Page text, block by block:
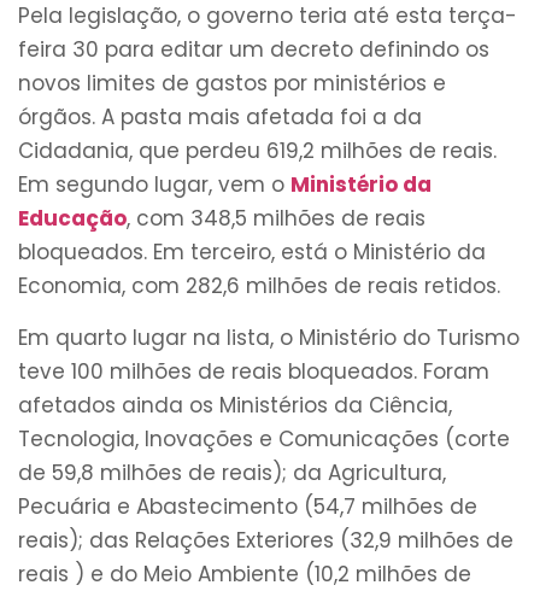
Pela legislação, o governo teria até esta terça-
feira 30 para editar um decreto definindo os
novos limites de gastos por ministérios e
órgãos. A pasta mais afetada foi a da
Cidadania, que perdeu 619,2 milhões de reais.
Em segundo lugar, vem o Ministério da
Educação, com 348,5 milhões de reais
bloqueados. Em terceiro, está o Ministério da
Economia, com 282,6 milhões de reais retidos.
Em quarto lugar na lista, o Ministério do Turismo
teve 100 milhões de reais bloqueados. Foram
afetados ainda os Ministérios da Ciência,
Tecnologia, Inovações e Comunicações (corte
de 59,8 milhões de reais); da Agricultura,
Pecuária e Abastecimento (54,7 milhões de
reais); das Relações Exteriores (32,9 milhões de
reais ) e do Meio Ambiente (10,2 milhões de